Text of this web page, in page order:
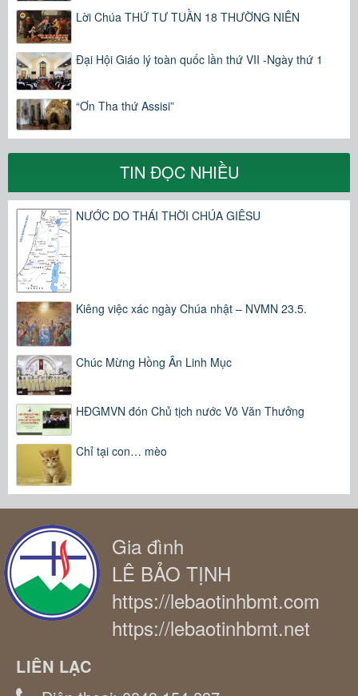
Lời Chúa THỨ TƯ TUẦN 18 THƯỜNG NIÊN
Đại Hội Giáo lý toàn quốc lần thứ VII -Ngày thứ 1
“Ơn Tha thứ Assisi”
TIN ĐỌC NHIỀU
NƯỚC DO THÁI THỜI CHÚA GIÊSU
Kiêng việc xác ngày Chúa nhật – NVMN 23.5.
Chúc Mừng Hồng Ân Linh Mục
HĐGMVN đón Chủ tịch nước Võ Văn Thưởng
Chỉ tại con… mèo
Gia đình
LÊ BẢO TỊNH
https://lebaotinhbmt.com
https://lebaotinhbmt.net
LIÊN LẠC